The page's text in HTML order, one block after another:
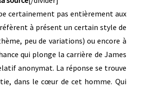
certainement pas entièrement aux
à présent un certain style de
peu de variations) ou encore à
qui plonge la carrière de James
anonymat. La réponse se trouve
dans le cœur de cet homme. Qui